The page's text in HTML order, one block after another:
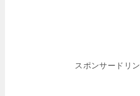
スポンサードリン